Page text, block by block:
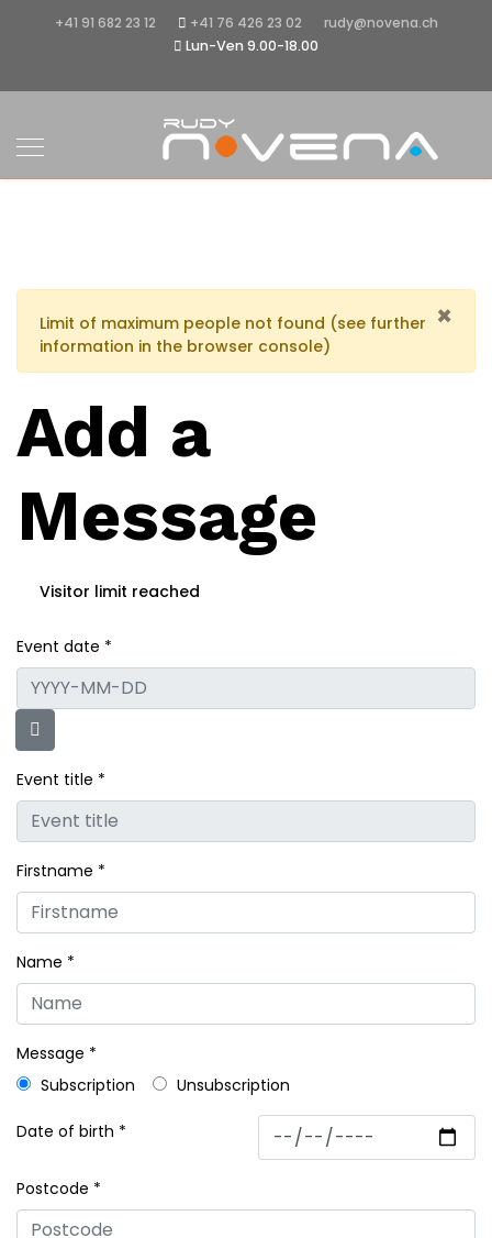
+41 91 682 23 12 +41 76 426 23 02
rudy@novena.ch
Lun-Ven 9.00-18.00
×
Limit of maximum people not found (see further
information in the browser console)
Add a
Message
Visitor limit reached
Event date *
Event title *
Firstname *
Name *
Message *
Subscription
Unsubscription
Date of birth *
Postcode *